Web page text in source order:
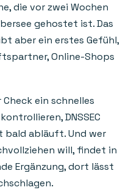
die vor zwei Wochen
gehostet ist. Das
aber ein erstes Gefühl,
Online-Shops
ein schnelles
DNSSEC
bald abläuft. Und wer
will, findet in
Ergänzung, dort lässt